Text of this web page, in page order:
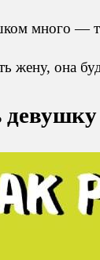
много —
жену, она